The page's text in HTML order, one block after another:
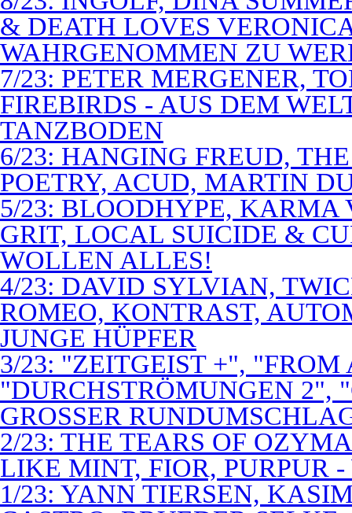
& DEATH LOVES
WAHRGENOMMEN ZU
7/23: PETER MERGENER,
FIREBIRDS - AUS DEM
TANZBODEN
6/23: HANGING FREUD,
POETRY, ACUD, MARTIN
5/23: BLOODHYPE, KARMA
GRIT, LOCAL SUICIDE &
WOLLEN ALLES!
4/23: DAVID SYLVIAN,
ROMEO, KONTRAST,
JUNGE HÜPFER
3/23: "ZEITGEIST +", "FROM
"DURCHSTRÖMUNGEN 2",
GROSSER
2/23: THE TEARS OF
LIKE MINT, FIOR, PURPUR
1/23: YANN TIERSEN,